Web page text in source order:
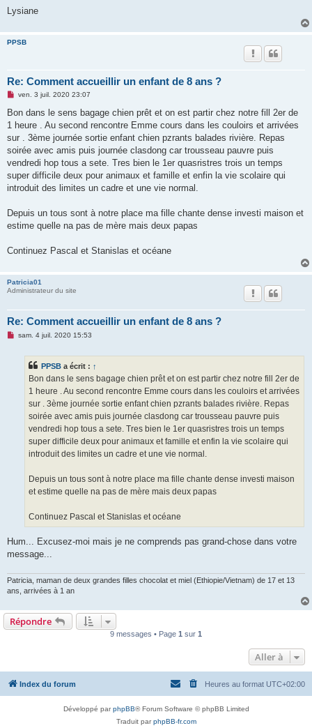
Lysiane
PPSB
Re: Comment accueillir un enfant de 8 ans ?
M
s
a
g
n
o
l
u
ven. 3 juil. 2020 23:07
Bon dans le sens bagage chien prêt et on est partir chez notre fill 2er de
1 heure . Au second rencontre Emme cours dans les couloirs et arrivées
sur . 3ème journée sortie enfant chien pzrants balades rivière. Repas
soirée avec amis puis journée clasdong car trousseau pauvre puis
vendredi hop tous a sete. Tres bien le 1er quasristres trois un temps
super difficile deux pour animaux et famille et enfin la vie scolaire qui
introduit des limites un cadre et une vie normal.
Depuis un tous sont à notre place ma fille chante dense investi maison et
estime quelle na pas de mère mais deux papas
Continuez Pascal et Stanislas et océane
Patricia01
Administrateur du site
Re: Comment accueillir un enfant de 8 ans ?
Msam. 4 juil. 2020 15:53
PPSB a écrit : ↑
Bon dans le sens bagage chien prêt et on est partir chez notre fill 2er de
1 heure . Au second rencontre Emme cours dans les couloirs et arrivées
sur . 3ème journée sortie enfant chien pzrants balades rivière. Repas
soirée avec amis puis journée clasdong car trousseau pauvre puis
vendredi hop tous a sete. Tres bien le 1er quasristres trois un temps
super difficile deux pour animaux et famille et enfin la vie scolaire qui
introduit des limites un cadre et une vie normal.
Depuis un tous sont à notre place ma fille chante dense investi maison
et estime quelle na pas de mère mais deux papas
Continuez Pascal et Stanislas et océane
Hum... Excusez-moi mais je ne comprends pas grand-chose dans votre
message...
Patricia, maman de deux grandes filles chocolat et miel (Ethiopie/Vietnam) de 17 et 13
ans, arrivées à 1 an
Répondre
9 messages • Page 1 sur 1
Aller à
Index du forum Heures au format UTC+02:00
Développé parphpBB® Forum Software © phpBB Limited
Traduit parphpBB-fr.com